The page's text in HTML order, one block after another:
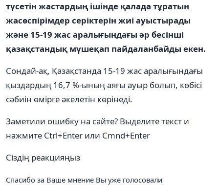
түсетін жастардың ішінде қалада тұратын
жасөспірімдер серіктерін жиі ауыстырады
және 15-19 жас аралығындағы әр бесінші
қазақстандық мүшеқап пайдаланбайды екен.
Сондай-ақ, Қазақстанда 15-19 жас аралығындағы
қыздардың 16,7 %-ының аяғы ауыр болып, көбісі
сәбиін өмірге әкелетін көрінеді.
Заметили ошибку на сайте? Выделите текст и
нажмите Ctrl+Enter или Cmnd+Enter
Сіздің реакцияңыз
Спасибо за Ваше мнение Вы уже голосовали